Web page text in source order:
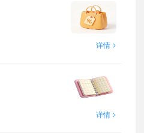
详情 >
详情 >